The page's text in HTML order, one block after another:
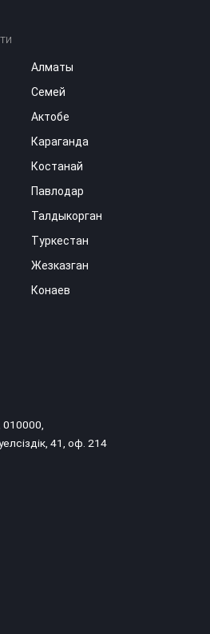
Алматы
Семей
Актобе
Караганда
Костанай
Павлодар
Талдыкорган
Туркестан
Жезказган
Конаев
010000,
41, оф. 214